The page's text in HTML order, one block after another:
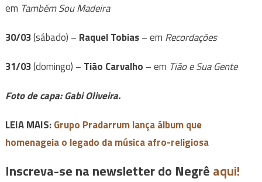
em Também Sou Madeira
30/03(sábado) – Raquel Tobias– em Recordações
31/03(domingo) – Tião Carvalho – em Tião e Sua Gente
Foto de capa: Gabi Oliveira.
LEIA MAIS:Grupo Pradarrum lança álbum que
homenageia o legado da música afro-religiosa
Inscreva-se na newsletter do Negrê aqui!